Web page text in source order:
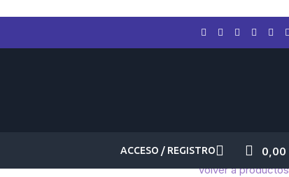
ACCESO / REGISTRO
0,00
Volver a productos